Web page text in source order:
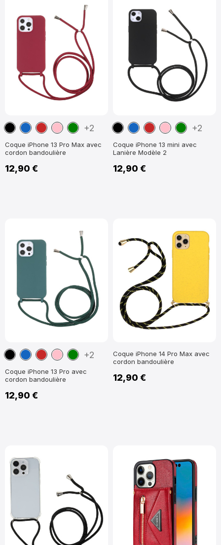
NoirBleuRouge
RoseVert +2
Coque iPhone 13 Pro Max avec
cordon bandoulière
12,90 €
NoirBleuRouge
RoseVert +2
Coque iPhone 13 mini avec
Lanière Modèle 2
12,90 €
NoirBleuRouge
RoseVert +2
Coque iPhone 13 Pro avec
cordon bandoulière
12,90 €
Coque iPhone 14 Pro Max avec
cordon bandoulière
12,90 €